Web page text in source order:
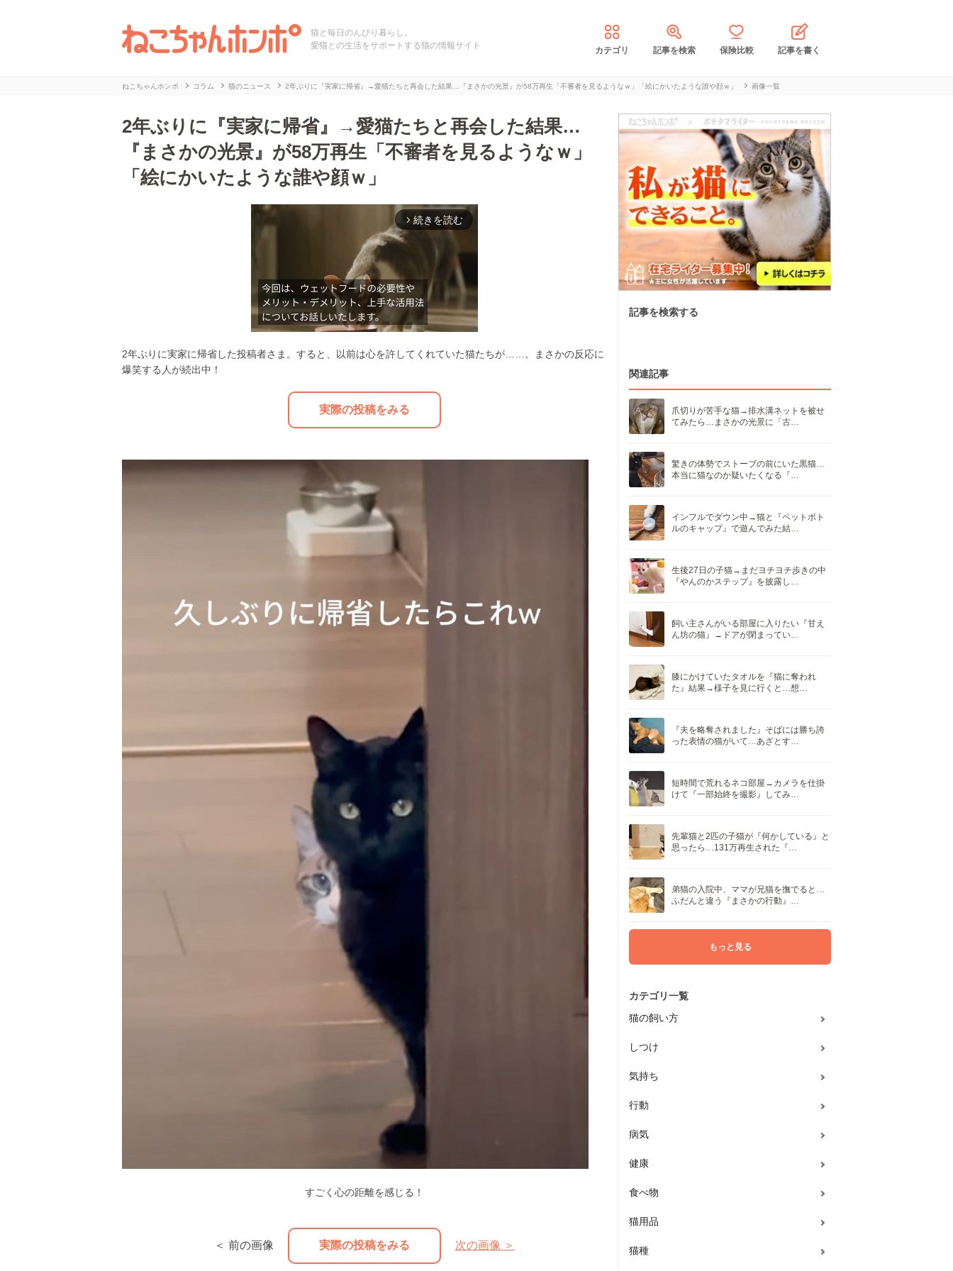
猫と毎日のんびり暮らし。
愛猫との生活をサポートする猫の情報サイト
カテゴリ 記事を検索 保険比較 記事を書く
ねこちゃんホンポ コラム 猫のニュース 2年ぶりに『実家に帰省』→愛猫たちと再会した結果…『まさかの光景』が58万再生「不審者を見るようなｗ」「絵にかいたような誰や顔ｗ」 画像一覧
2年ぶりに『実家に帰省』→愛猫たちと再会した結果…
『まさかの光景』が58万再生「不審者を見るようなｗ」
「絵にかいたような誰や顔ｗ」
arrow_forward_ios 続きを読む
2年ぶりに実家に帰省した投稿者さま。すると、以前は心を許してくれていた猫たちが……。まさかの反応に
爆笑する人が続出中！
実際の投稿をみる
すごく心の距離を感じる！
＜ 前の画像 実際の投稿をみる 次の画像 ＞
記事を検索する
関連記事
爪切りが苦手な猫→排水溝ネットを被せ
てみたら…まさかの光景に「古…
驚きの体勢でストーブの前にいた黒猫…
本当に猫なのか疑いたくなる『…
インフルでダウン中→猫と『ペットボト
ルのキャップ』で遊んでみた結…
生後27日の子猫→まだヨチヨチ歩きの中
『やんのかステップ』を披露し…
飼い主さんがいる部屋に入りたい『甘え
ん坊の猫』→ドアが閉まってい…
膝にかけていたタオルを『猫に奪われ
た』結果→様子を見に行くと…想…
『夫を略奪されました』そばには勝ち誇
った表情の猫がいて…あざとす…
短時間で荒れるネコ部屋→カメラを仕掛
けて『一部始終を撮影』してみ…
先輩猫と2匹の子猫が『何かしている』と
思ったら…131万再生された『…
弟猫の入院中、ママが兄猫を撫でると…
ふだんと違う『まさかの行動』…
もっと見る
カテゴリ一覧
猫の飼い方
しつけ
気持ち
行動
病気
健康
食べ物
猫用品
猫種